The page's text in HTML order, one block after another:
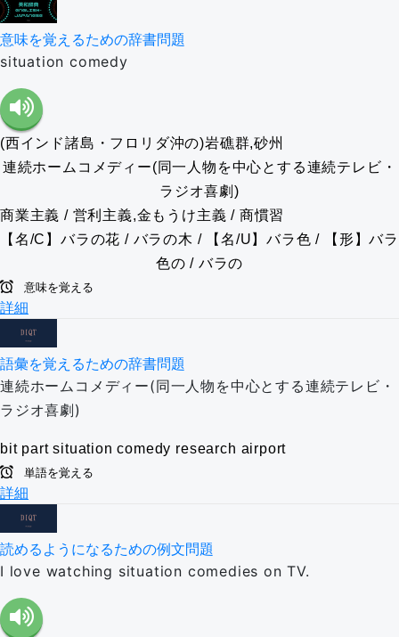
意味を覚えるための辞書問題
situation comedy
(西インド諸島・フロリダ沖の)岩礁群,砂州
連続ホームコメディー(同一人物を中心とする連続テレビ・
ラジオ喜劇)
商業主義 / 営利主義,金もうけ主義 / 商慣習
【名/C】バラの花 / バラの木 / 【名/U】バラ色 / 【形】バラ
色の / バラの
意味を覚える
詳細
語彙を覚えるための辞書問題
連続ホームコメディー(同一人物を中心とする連続テレビ・
ラジオ喜劇)
bit part situation comedy research airport
単語を覚える
詳細
読めるようになるための例文問題
I love watching situation comedies on TV.